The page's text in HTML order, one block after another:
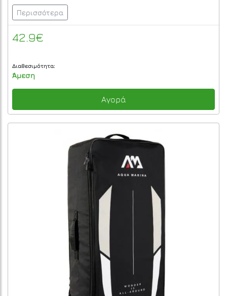
Περισσότερα
42.9€
Διαθεσιμότητα:
Άμεση
Αγορά